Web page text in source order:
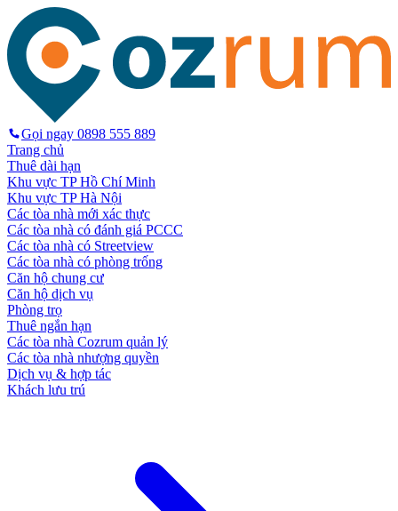
Gọi ngay 0898 555 889
Trang chủ
Thuê dài hạn
Khu vực TP Hồ Chí Minh
Khu vực TP Hà Nội
Các tòa nhà mới xác thực
Các tòa nhà có đánh giá PCCC
Các tòa nhà có Streetview
Các tòa nhà có phòng trống
Căn hộ chung cư
Căn hộ dịch vụ
Phòng trọ
Thuê ngắn hạn
Các tòa nhà Cozrum quản lý
Các tòa nhà nhượng quyền
Dịch vụ & hợp tác
Khách lưu trú